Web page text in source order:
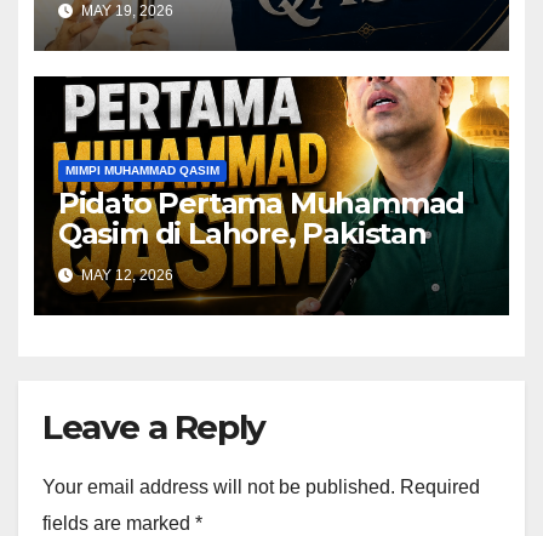
MAY 19, 2026
MIMPI MUHAMMAD QASIM
Pidato Pertama Muhammad
Qasim di Lahore, Pakistan
MAY 12, 2026
Leave a Reply
Your email address will not be published. Required
fields are marked *